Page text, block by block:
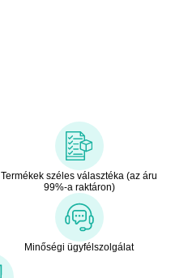
Termékek széles választéka (az áru
99%-a raktáron)
Minőségi ügyfélszolgálat